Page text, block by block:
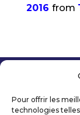
Pour offrir les
technologies
2016 from
Mentions